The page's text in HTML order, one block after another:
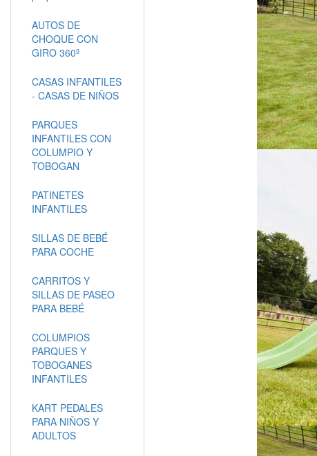
AUTOS DE
CHOQUE CON
GIRO 360º
CASAS INFANTILES
- CASAS DE NIÑOS
PARQUES
INFANTILES CON
COLUMPIO Y
TOBOGAN
PATINETES
INFANTILES
SILLAS DE BEBÉ
PARA COCHE
CARRITOS Y
SILLAS DE PASEO
PARA BEBÉ
COLUMPIOS
PARQUES Y
TOBOGANES
INFANTILES
KART PEDALES
PARA NIÑOS Y
ADULTOS